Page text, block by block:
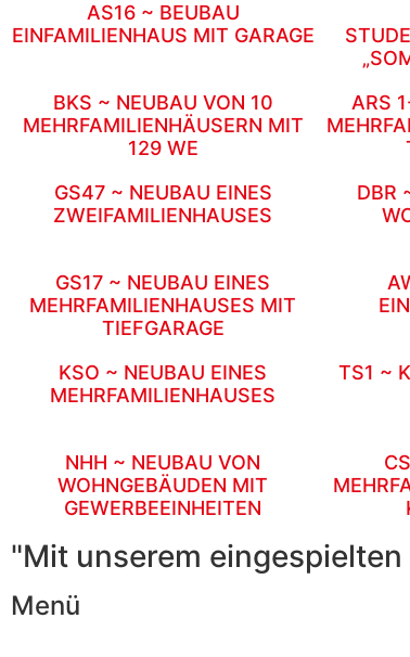
AS16 ~ BEUBAU
EINFAMILIENHAUS MIT GARAGE
BKS ~ NEUBAU VON 10
MEHRFAMILIENHÄUSERN MIT
129 WE
ARS
GS47 ~ NEUBAU EINES
ZWEIFAMILIENHAUSES
DBR
GS17 ~ NEUBAU EINES
MEHRFAMILIENHAUSES MIT
TIEFGARAGE
KSO ~ NEUBAU EINES
MEHRFAMILIENHAUSES
TS1 ~
NHH ~ NEUBAU VON
WOHNGEBÄUDEN MIT
GEWERBEEINHEITEN
"Mit unserem
Menü